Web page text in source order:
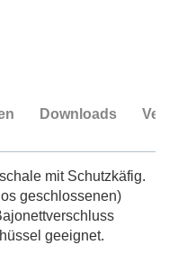
Downloads
mit Schutzkäfig.
geschlossenen)
geeignet.